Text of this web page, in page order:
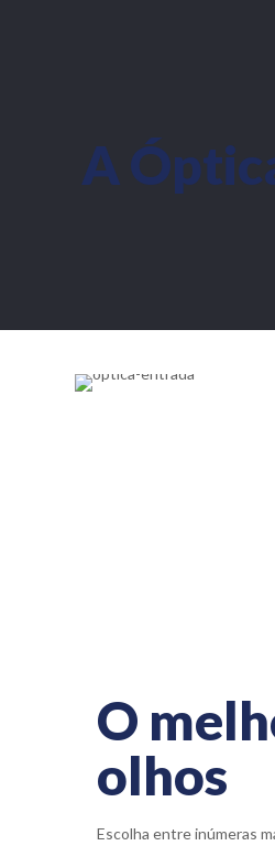
A
O
olhos
Escolha entre inúmeras